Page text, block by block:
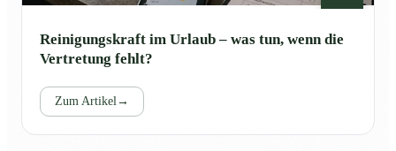
Reinigungskraft im Urlaub – was tun, wenn die
Vertretung fehlt?
Zum Artikel→